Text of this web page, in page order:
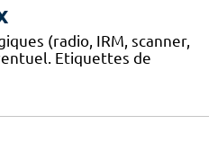
(radio, IRM, scanner,
Etiquettes de